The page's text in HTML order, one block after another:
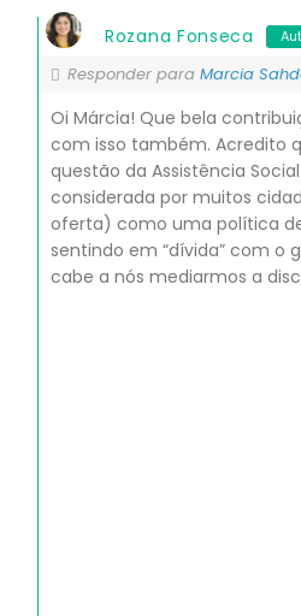
Rozana Fonseca
Responder para Marcia
Oi Márcia! Que bela
com isso também. Acredito
questão da Assistência
considerada por muitos
oferta) como uma política
sentindo em “dívida” com o
cabe a nós mediarmos a